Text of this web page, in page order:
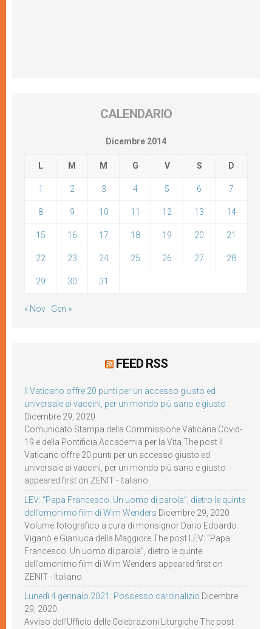
CALENDARIO
Dicembre 2014
L M M G V S D
1 2 3 4 5 6 7
8 9 10 11 12 13 14
15 16 17 18 19 20 21
22 23 24 25 26 27 28
29 30 31
« Nov Gen »
FEED RSS
Il Vaticano offre 20 punti per un accesso giusto ed
universale ai vaccini, per un mondo più sano e giusto
Dicembre 29, 2020
Comunicato Stampa della Commissione Vaticana Covid-
19 e della Pontificia Accademia per la Vita The post Il
Vaticano offre 20 punti per un accesso giusto ed
universale ai vaccini, per un mondo più sano e giusto
appeared first on ZENIT - Italiano.
LEV: “Papa Francesco. Un uomo di parola”, dietro le quinte
dell’omonimo film di Wim Wenders Dicembre 29, 2020
Volume fotografico a cura di monsignor Dario Edoardo
Viganò e Gianluca della Maggiore The post LEV: “Papa
Francesco. Un uomo di parola”, dietro le quinte
dell’omonimo film di Wim Wenders appeared first on
ZENIT - Italiano.
Lunedì 4 gennaio 2021: Possesso cardinalizio Dicembre
29, 2020
Avviso dell’Ufficio delle Celebrazioni Liturgiche The post